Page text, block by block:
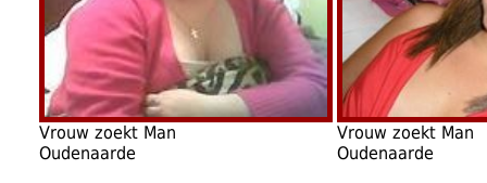
Vrouw zoekt Man
Oudenaarde
Vrouw zoekt Man
Oudenaarde